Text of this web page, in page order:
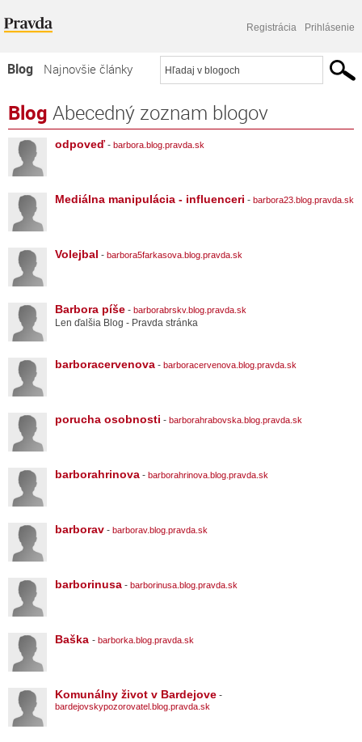
Registrácia Prihlásenie
Blog
Najnovšie články
Najčítanejšie články
Najkomentovanejšie články
Zoznam blogov
Komerčné blogy
Blog Abecedný zoznam blogov
odpoveď - barbora.blog.pravda.sk
Mediálna manipulácia - influenceri - barbora23.blog.pravda.sk
Volejbal - barbora5farkasova.blog.pravda.sk
Barbora píše - barborabrskv.blog.pravda.sk
Len ďalšia Blog - Pravda stránka
barboracervenova - barboracervenova.blog.pravda.sk
porucha osobnosti - barborahrabovska.blog.pravda.sk
barborahrinova - barborahrinova.blog.pravda.sk
barborav - barborav.blog.pravda.sk
barborinusa - barborinusa.blog.pravda.sk
Baška - barborka.blog.pravda.sk
Komunálny život v Bardejove -
bardejovskypozorovatel.blog.pravda.sk